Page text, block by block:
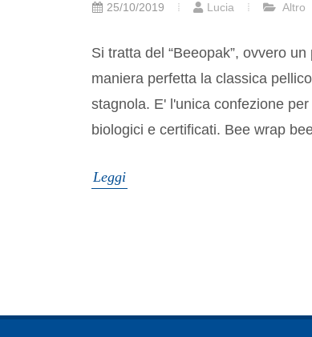
25/10/2019 Lucia Altro
Si tratta del “Beeopak”, ovvero
maniera perfetta la classica
stagnola. E' l'unica confezione
biologici e certificati. Bee wrap
Leggi